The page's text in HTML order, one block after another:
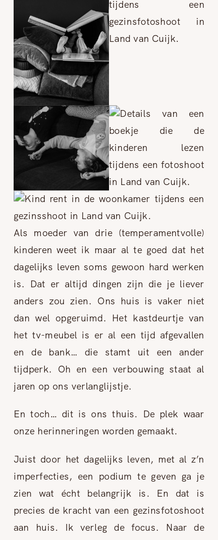
Als moeder van drie (temperamentvolle)
kinderen weet ik maar al te goed dat het
dagelijks leven soms gewoon hard werken
is. Dat er altijd dingen zijn die je liever
anders zou zien. Ons huis is vaker niet
dan wel opgeruimd. Het kastdeurtje van
het tv-meubel is er al een tijd afgevallen
en de bank… die stamt uit een ander
tijdperk. Oh en een verbouwing staat al
jaren op ons verlanglijstje.
En toch… dit is ons thuis. De plek waar
onze herinneringen worden gemaakt.
Juist door het dagelijks leven, met al z’n
imperfecties, een podium te geven ga je
zien wat écht belangrijk is. En dat is
precies de kracht van een gezinsfotoshoot
aan huis. Ik verleg de focus. Naar de